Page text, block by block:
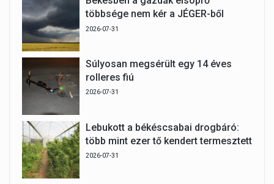
többsége nem kér a JÉGER-ből
2026-07-31
Súlyosan megsérült egy 14 éves
rolleres fiú
2026-07-31
Lebukott a békéscsabai drogbáró:
több mint ezer tő kendert termesztett
2026-07-31